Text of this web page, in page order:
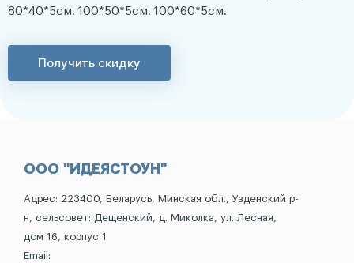
80*40*5см. 100*50*5см. 100*60*5см.
Получить скидку
ООО "ИДЕЯСТОУН"
Адрес: 223400, Беларусь, Минская обл., Узденский р-
н, сельсовет: Дещенский, д. Миколка, ул. Лесная,
дом 16, корпус 1
Email: